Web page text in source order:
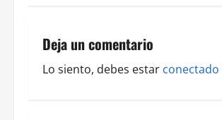
a
v
Deja un comentario
Lo siento, debes estar conectado